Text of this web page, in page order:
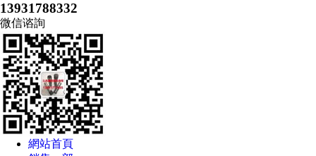
13931788332
微信谘詢
網站首頁